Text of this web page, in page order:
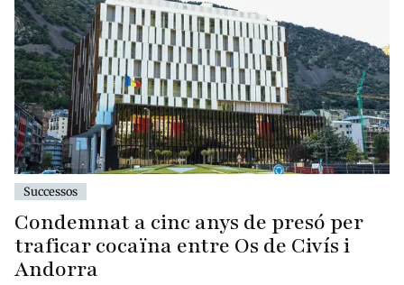
Successos
Condemnat a cinc anys de presó per
traficar cocaïna entre Os de Civís i
Andorra